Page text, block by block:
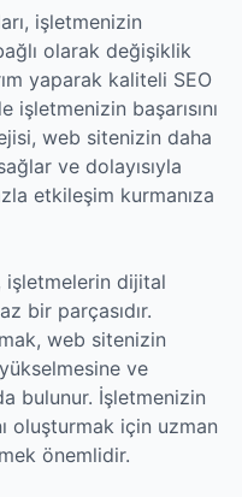
işletmenizin
olarak değişiklik
yaparak kaliteli SEO
işletmenizin başarısını
web sitenizin daha
ve dolayısıyla
etkileşim kurmanıza
işletmelerin dijital
bir parçasıdır.
web sitenizin
ve
bulunur. İşletmenizin
oluşturmak için uzman
önemlidir.